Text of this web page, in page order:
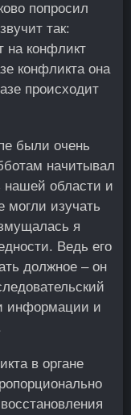
попросил
так:
на конфликт
конфликта она
происходит
были очень
начитывал
нашей области и
изучать
я
Ведь его
должное – он
информации и
в органе